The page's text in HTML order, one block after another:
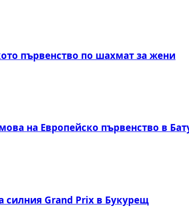
първенство по шахмат за жени
на Европейско първенство в
силния Grand Prix в Букурещ